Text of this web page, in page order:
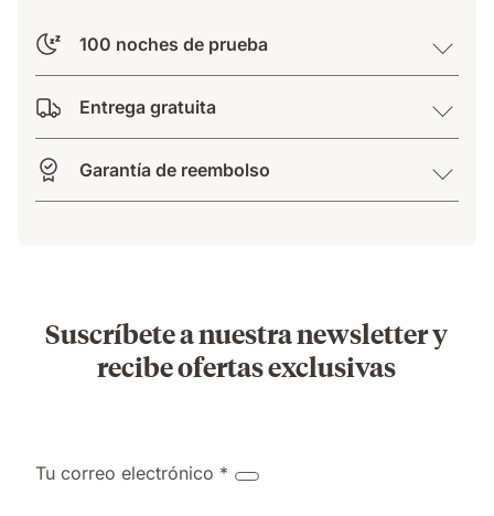
100 noches de prueba
Entrega gratuita
Garantía de reembolso
Suscríbete a nuestra newsletter y
recibe ofertas exclusivas
Tu correo electrónico *